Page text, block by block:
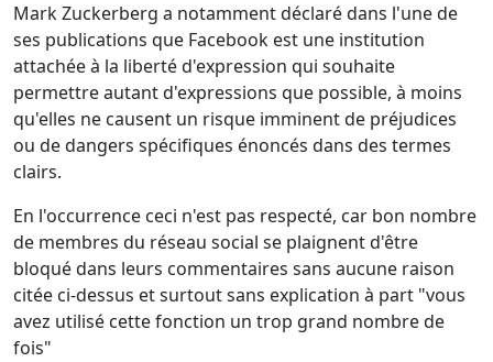
Mark Zuckerberg a notamment déclaré dans l'une de
ses publications que Facebook est une institution
attachée à la liberté d'expression qui souhaite
permettre autant d'expressions que possible, à moins
qu'elles ne causent un risque imminent de préjudices
ou de dangers spécifiques énoncés dans des termes
clairs.
En l'occurrence ceci n'est pas respecté, car bon nombre
de membres du réseau social se plaignent d'être
bloqué dans leurs commentaires sans aucune raison
citée ci-dessus et surtout sans explication à part "vous
avez utilisé cette fonction un trop grand nombre de
fois"